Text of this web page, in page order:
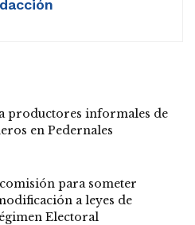
productores informales de
en Pedernales
para someter
a leyes de
Electoral